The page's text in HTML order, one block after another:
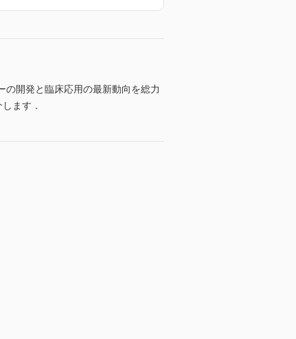
の開発と臨床応用の最新動向を総力
ます．